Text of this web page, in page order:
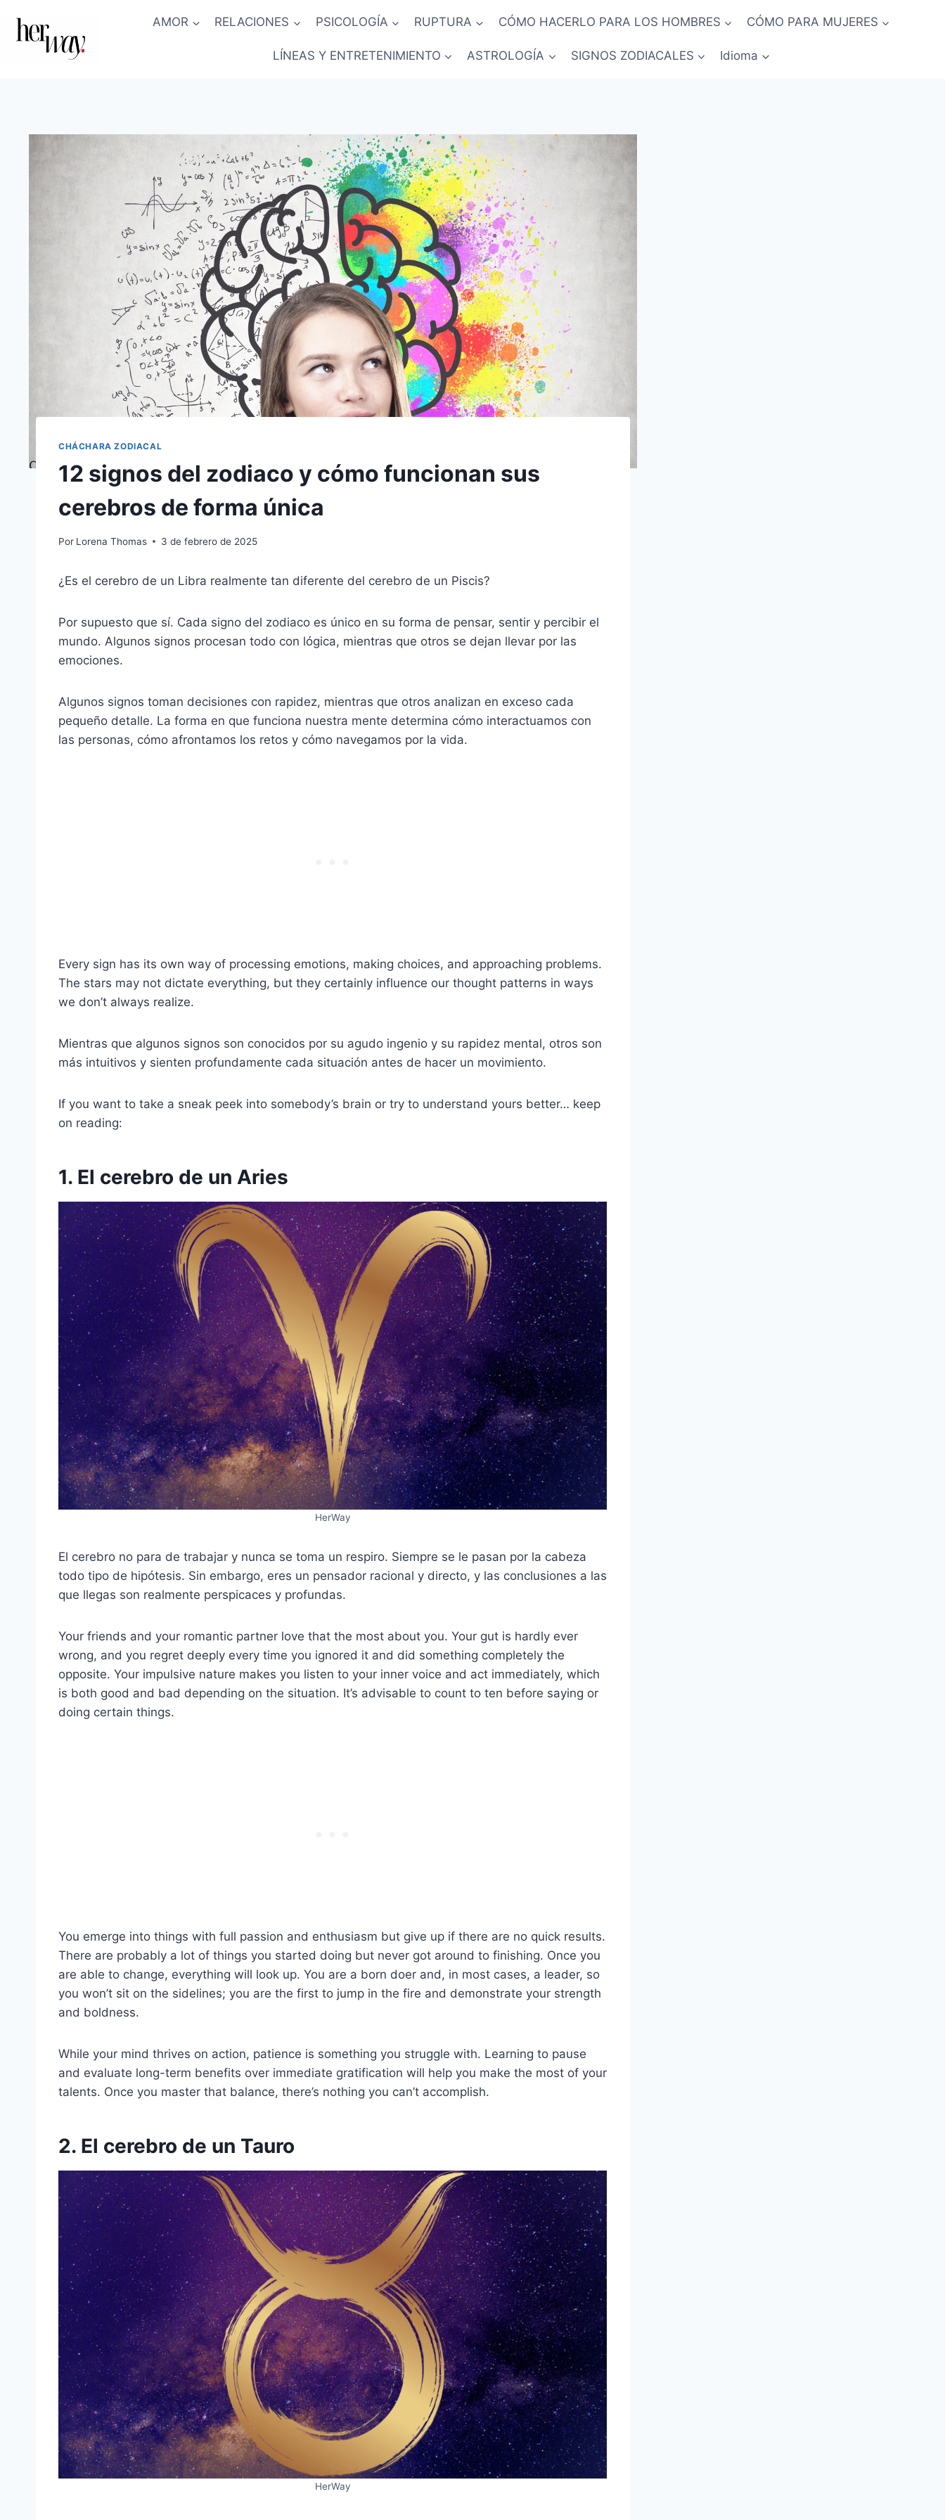
contenido
AMOR RELACIONES PSICOLOGÍA RUPTURA CÓMO HACERLO PARA LOS HOMBRES CÓMO PARA MUJERES
LÍNEAS Y ENTRETENIMIENTO ASTROLOGÍA SIGNOS ZODIACALES Idioma
CHÁCHARA ZODIACAL
12 signos del zodiaco y cómo funcionan sus
cerebros de forma única
Por Lorena Thomas 3 de febrero de 2025
¿Es el cerebro de un Libra realmente tan diferente del cerebro de un Piscis?
Por supuesto que sí. Cada signo del zodiaco es único en su forma de pensar, sentir y percibir el
mundo. Algunos signos procesan todo con lógica, mientras que otros se dejan llevar por las
emociones.
Algunos signos toman decisiones con rapidez, mientras que otros analizan en exceso cada
pequeño detalle. La forma en que funciona nuestra mente determina cómo interactuamos con
las personas, cómo afrontamos los retos y cómo navegamos por la vida.
Every sign has its own way of processing emotions, making choices, and approaching problems.
The stars may not dictate everything, but they certainly influence our thought patterns in ways
we don’t always realize.
Mientras que algunos signos son conocidos por su agudo ingenio y su rapidez mental, otros son
más intuitivos y sienten profundamente cada situación antes de hacer un movimiento.
If you want to take a sneak peek into somebody’s brain or try to understand yours better… keep
on reading:
1. El cerebro de un Aries
HerWay
El cerebro no para de trabajar y nunca se toma un respiro. Siempre se le pasan por la cabeza
todo tipo de hipótesis. Sin embargo, eres un pensador racional y directo, y las conclusiones a las
que llegas son realmente perspicaces y profundas.
Your friends and your romantic partner love that the most about you. Your gut is hardly ever
wrong, and you regret deeply every time you ignored it and did something completely the
opposite. Your impulsive nature makes you listen to your inner voice and act immediately, which
is both good and bad depending on the situation. It’s advisable to count to ten before saying or
doing certain things.
You emerge into things with full passion and enthusiasm but give up if there are no quick results.
There are probably a lot of things you started doing but never got around to finishing. Once you
are able to change, everything will look up. You are a born doer and, in most cases, a leader, so
you won’t sit on the sidelines; you are the first to jump in the fire and demonstrate your strength
and boldness.
While your mind thrives on action, patience is something you struggle with. Learning to pause
and evaluate long-term benefits over immediate gratification will help you make the most of your
talents. Once you master that balance, there’s nothing you can’t accomplish.
2. El cerebro de un Tauro
HerWay